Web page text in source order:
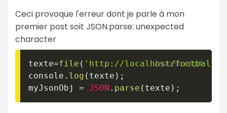
Ceci provoque l'erreur dont je parle à mon
premier post soit JSON.parse: unexpected
character
texte=file ( 'http://localhost/football2/
console . log ( texte ) ;
myJsonObj = JSON . parse ( texte ) ;